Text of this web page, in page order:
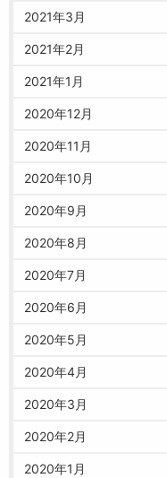
2021年3月
2021年2月
2021年1月
2020年12月
2020年11月
2020年10月
2020年9月
2020年8月
2020年7月
2020年6月
2020年5月
2020年4月
2020年3月
2020年2月
2020年1月